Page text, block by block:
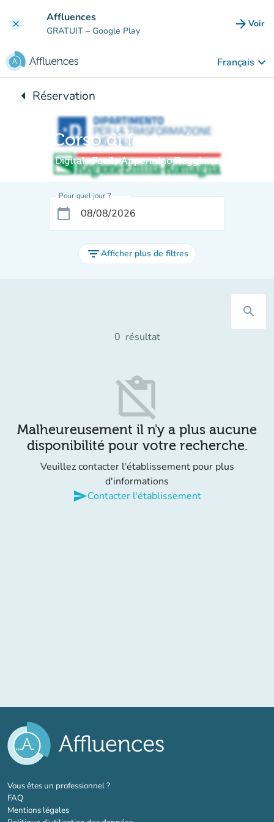
clear Affluences
GRATUIT – Google Play arrow_forward Voir
Français keyboard_arrow_down
arrow_leftRetour à :
Réservation
Corso di formazione
Digitale Facile Appennino Reggiano
Pour quel jour ?
calendar_today
filter_listAfficher plus de filtres
search
0 résultat
content_paste_off
Malheureusement il n'y a plus aucune
disponibilité pour votre recherche.
Veuillez contacter l'établissement pour plus
d'informations
sendContacter l'établissement
Vous êtes un professionnel ?(nouvel onglet)
FAQ
Mentions légales